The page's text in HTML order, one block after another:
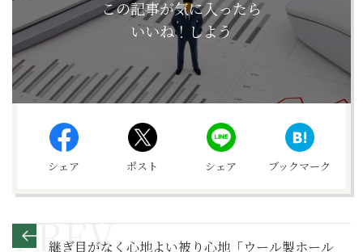
この記事が気に入ったら
いいね！しよう
シェア ポスト シェア ブックマーク
継ぎ目がなく心地よい被り心地「ウール製ホール